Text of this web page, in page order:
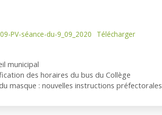
PV-séance-du-9_09_2020 Télécharger
municipal
des horaires du bus du Collège
masque : nouvelles instructions préfectorales